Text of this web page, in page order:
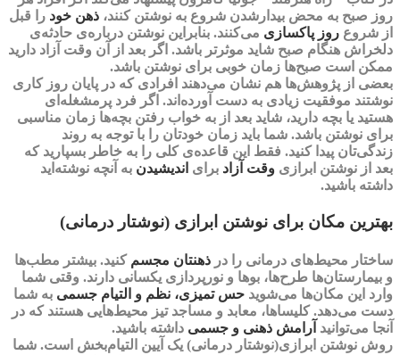
روز صبح به محض بیدارشدن شروع به نوشتن کنند، ذهن خود را قبل
از شروع روز پاکسازی می‌کنند. بنابراین نوشتن درباره‌ی حادثه‌ی
دلخراش هنگام صبح شاید موثرتر باشد. اگر بعد از آن وقت آزاد دارید
ممکن است صبح‌ها زمان خوبی برای نوشتن باشد.
بعضی از پژوهش‌ها هم نشان می‌دهند افرادی که در پایان روز کاری
نوشتند موفقیت زیادی به دست آورده‌اند. اگر فرد پرمشغله‌ای
هستید یا بچه دارید، شاید بعد از به خواب رفتن بچه‌ها زمان مناسبی
برای نوشتن باشد. شما باید زمان خودتان را با توجه به روند
زندگی‌تان پیدا کنید. فقط این قاعده‌ی کلی را به خاطر بسپارید که
بعد از نوشتن ابرازی وقت آزاد برای اندیشیدن به آنچه نوشته‌اید
داشته باشید.
بهترین مکان برای نوشتن ابرازی (نوشتار درمانی)
ساختار محیط‌های درمانی را در ذهنتان مجسم کنید. بیشتر مطب‌ها
و بیمارستان‌ها طرح‌ها، بوها و نورپردازی یکسانی دارند. وقتی شما
وارد این مکان‌ها می‌شوید حس تمیزی، نظم و التیام جسمی به شما
دست می‌دهد. کلیساها، معابد و مساجد تیز محیط‌هایی هستند که در
آنجا می‌توانید آرامش ذهنی و جسمی داشته باشید.
روش نوشتن ابرازی(نوشتار درمانی) یک آیین التیام‌بخش است. شما